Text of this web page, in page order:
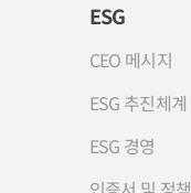
ESG
CEO 메시지
ESG 추진체계
ESG 경영